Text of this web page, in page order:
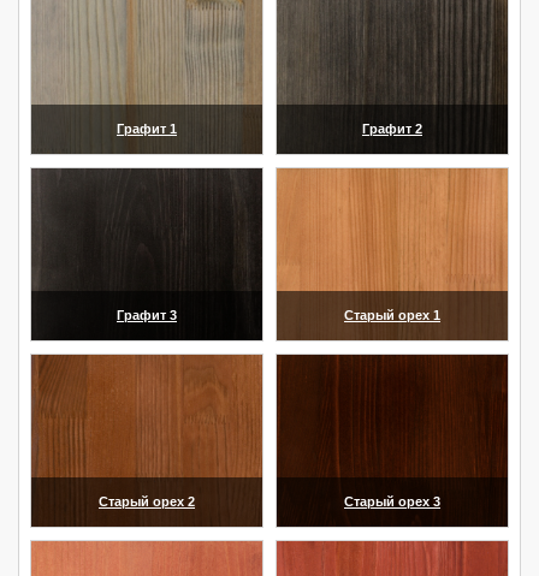
Графит 1 Графит 2
Графит 3 Старый орех 1
Старый орех 2 Старый орех 3